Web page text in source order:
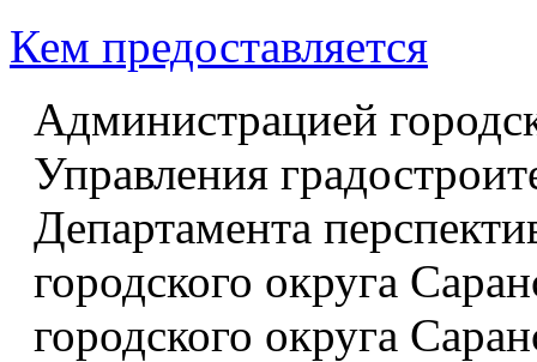
Кем предоставляется
Администрацией
Управления
Департамента
городского округа
городского округа